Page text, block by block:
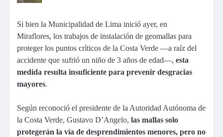
Si bien la Municipalidad de Lima inició ayer, en
Miraflores, los trabajos de instalación de geomallas para
proteger los puntos críticos de la Costa Verde —a raíz del
accidente que sufrió un niño de 3 años de edad—, esta
medida resulta insuficiente para prevenir desgracias
mayores.
Según reconoció el presidente de la Autoridad Autónoma de
la Costa Verde, Gustavo D’Angelo, las mallas solo
protegerán la vía de desprendimientos menores, pero no